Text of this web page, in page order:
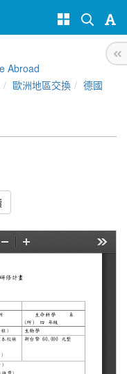
Abroad
歐洲地區交換 德國